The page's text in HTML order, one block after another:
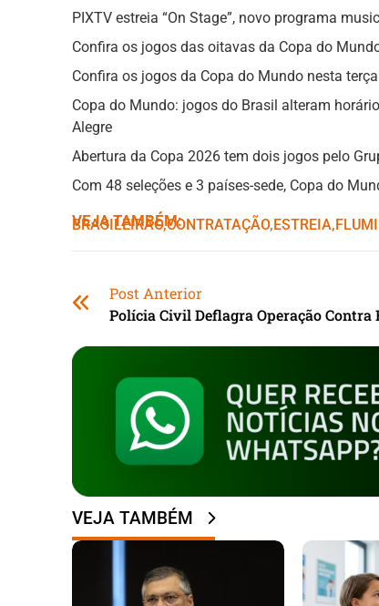
PIXTV estreia “On Stage”, novo programa
Confira os jogos das oitavas da Copa do
Confira os jogos da Copa do Mundo nesta
Copa do Mundo: jogos do Brasil alteram
Alegre
Abertura da Copa 2026 tem dois jogos pelo
Com 48 seleções e 3 países-sede, Copa do
VEJA TAMBÉM:
BRASILEIRÃO,ㅤCONTRATAÇÃO,ㅤESTREIA,ㅤ
Post Anterior
VEJA TAMBÉM